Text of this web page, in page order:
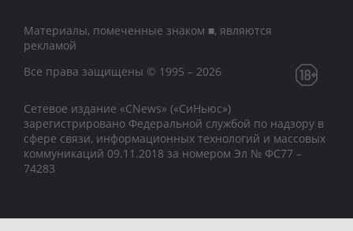
Материалы, помеченные знаком ■, являются
рекламой
Все права защищены © 1995 – 2026
Сетевое издание «CNews» («СиНьюс»)
зарегистрировано Федеральной службой по надзору в
сфере связи, информационных технологий и массовых
коммуникаций 09.11.2018 за номером Эл № ФС77 –
74283